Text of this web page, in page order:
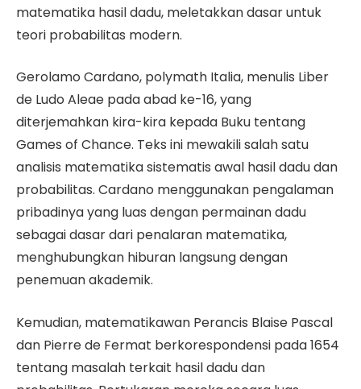
matematika hasil dadu, meletakkan dasar untuk
teori probabilitas modern.
Gerolamo Cardano, polymath Italia, menulis Liber
de Ludo Aleae pada abad ke-16, yang
diterjemahkan kira-kira kepada Buku tentang
Games of Chance. Teks ini mewakili salah satu
analisis matematika sistematis awal hasil dadu dan
probabilitas. Cardano menggunakan pengalaman
pribadinya yang luas dengan permainan dadu
sebagai dasar dari penalaran matematika,
menghubungkan hiburan langsung dengan
penemuan akademik.
Kemudian, matematikawan Perancis Blaise Pascal
dan Pierre de Fermat berkorespondensi pada 1654
tentang masalah terkait hasil dadu dan